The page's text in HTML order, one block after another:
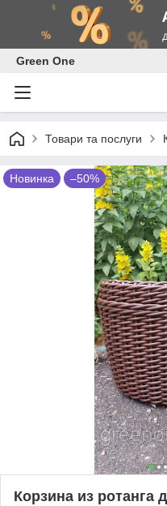
Green One
Товари та послуги
Новинка –50%
Корзина из ротанга